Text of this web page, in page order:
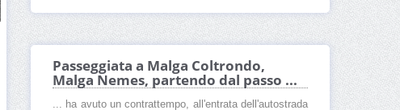
Passeggiata a Malga Coltrondo,
Malga Nemes, partendo dal passo ...
... ha avuto un contrattempo, all'entrata dell'autostrada